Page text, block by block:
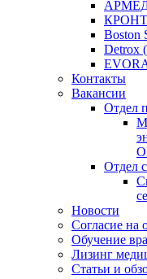
АРМЕД
КРОНТ
Detrox
Контакты
Вакансии
Отдел
Отдел
Новости
Согласие на
Обучение
Лизинг
Статьи и